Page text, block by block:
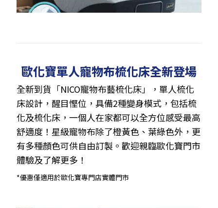
歐化寶單人寵物布梳化床全新登場
全新到貨「NICO寵物布藝梳化床」，單人梳化
床設計，醒目慳位，具備2種變身模式，包括梳
化及梳化床，一個人在家都可以全方位感受最高
舒適度！星級寵物布除了橙黃色、葉綠色外，更
有多種顏色可供自由訂製。歡迎親臨歐化寶門市
體驗及了解更多！
*優惠僅適用於歐化寶專門店實體門市